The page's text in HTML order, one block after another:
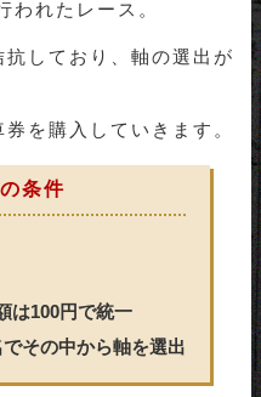
われたレース。
しており、軸の選出が
を購入していきます。
条件
は100円で統一
その中から軸を選出